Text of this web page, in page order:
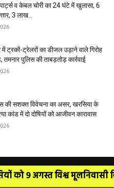
पार्ट्स व केबल चोरी का 24 घंटे में खुलासा, 6
₹3 लाख...
ट्रकों-ट्रेलरों का डीजल उड़ाने वाले गिरोह
तमनार पुलिस की ताबड़तोड़ कार्रवाई
की सशक्त विवेचना का असर, खरसिया के
कांड में दो दोषियों को आजीवन कारावास
POSTS
गोविंद सिं... आप सभी